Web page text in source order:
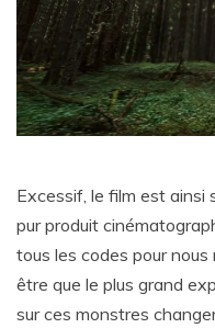
Excessif, le film est ainsi
pur produit
tous les codes pour
être que le plus grand
sur ces monstres